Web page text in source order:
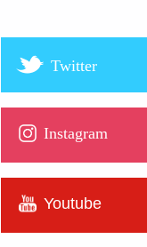
Twitter
Instagram
Youtube